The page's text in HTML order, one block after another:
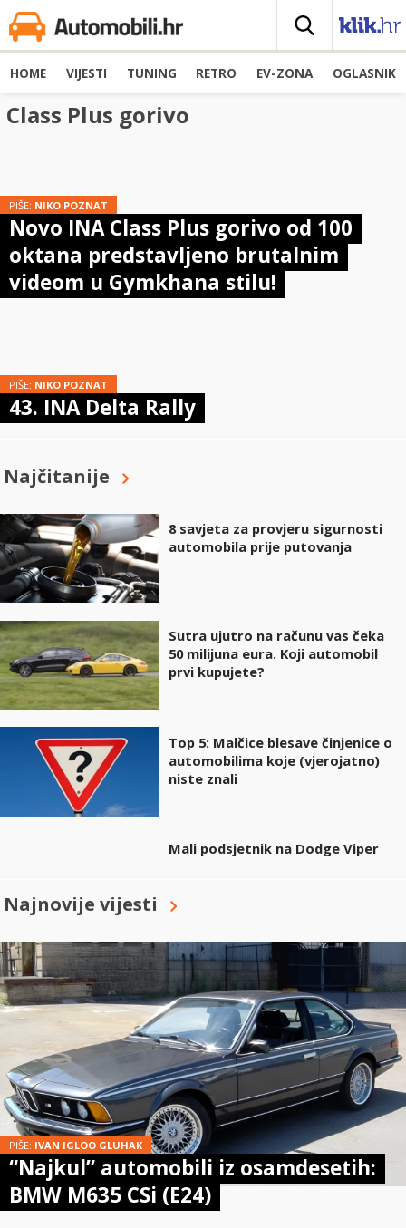
HOME VIJESTI TUNING RETRO EV-ZONA OGLASNIK
Class Plus gorivo
PIŠE: NIKO POZNAT
Novo INA Class Plus gorivo od 100
oktana predstavljeno brutalnim
videom u Gymkhana stilu!
PIŠE: NIKO POZNAT
43. INA Delta Rally
Najčitanije
8 savjeta za provjeru sigurnosti
automobila prije putovanja
Sutra ujutro na računu vas čeka
50 milijuna eura. Koji automobil
prvi kupujete?
Top 5: Malčice blesave činjenice o
automobilima koje (vjerojatno)
niste znali
Mali podsjetnik na Dodge Viper
Najnovije vijesti
PIŠE: IVAN IGLOO GLUHAK
“Najkul” automobili iz osamdesetih:
BMW M635 CSi (E24)